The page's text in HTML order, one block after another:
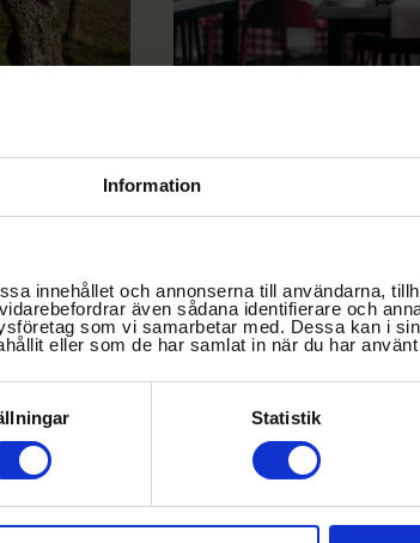
Information
innehållet och annonserna till användarna,
även sådana identifierare och
som vi samarbetar med. Dessa kan i
eller som de har samlat in när du har
Statistik